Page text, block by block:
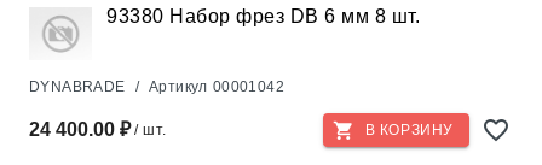
93380 Набор фрез DB 6 мм 8 шт.
DYNABRADE / Артикул 00001042
24 400.00 ₽/ шт. В КОРЗИНУ